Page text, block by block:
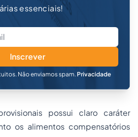
essenciais!
Inscrever
Não enviamos spam. Privacidade
possui claro caráter
os alimentos compensatórios